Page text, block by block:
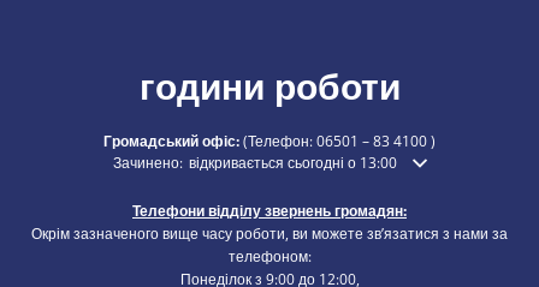
години роботи
Громадський офіс:(Телефон:06501 – 83 4100)
Натисніть, щоб приховати додатковий час відкриття або
Зачинено: відкривається сьогодні о 13:00
Телефони відділу звернень громадян:
Окрім зазначеного вище часу роботи, ви можете зв’язатися з нами за
телефоном:
Понеділок з 9:00 до 12:00,